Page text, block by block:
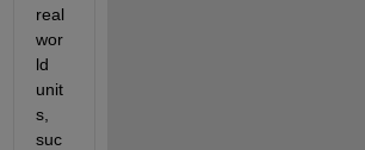
real
wor
ld
unit
s,
suc